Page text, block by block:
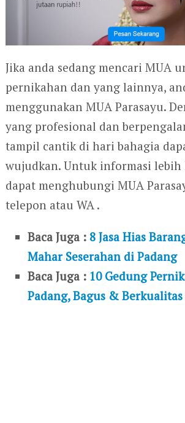
Jika anda sedang mencari MUA
pernikahan dan yang lainnya,
menggunakan MUA Parasayu.
yang profesional dan
tampil cantik di hari bahagia
wujudkan. Untuk informasi lebih
dapat menghubungi MUA
telepon atau WA .
Baca Juga : 8 Jasa Hias
Mahar Seserahan di Padang
Baca Juga : 10 Gedung
Padang, Bagus & Berkualitas